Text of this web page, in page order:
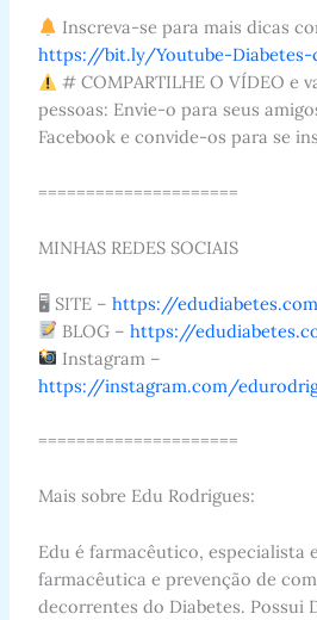
Inscreva-se para mais dicas
https://bit.ly/Youtube-Diabetes-
# COMPARTILHE O VÍDEO e
pessoas: Envie-o para seus
Facebook e convide-os para se
=====================
MINHAS REDES SOCIAIS
🖥 SITE – https://
BLOG –https://
Instagram –
https://instagram.com/
=====================
Mais sobre Edu Rodrigues:
Edu é farmacêutico, especialista
farmacêutica e prevenção de
decorrentes do Diabetes. Possui